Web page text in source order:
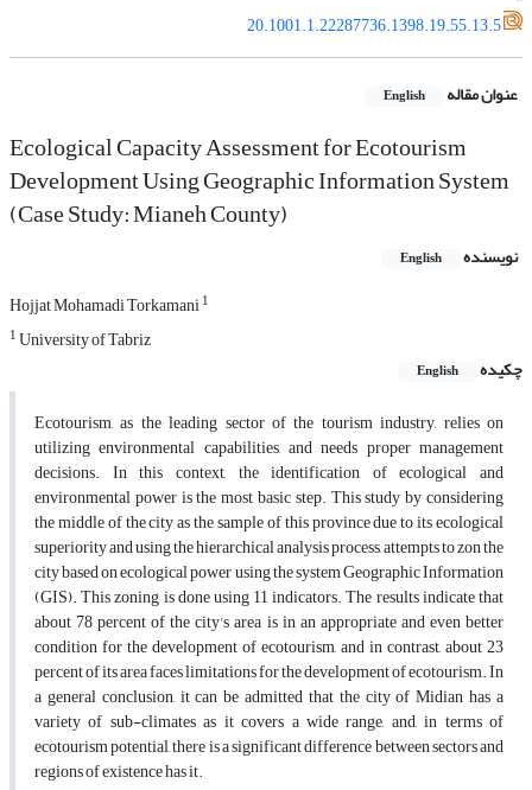
20.1001.1.22287736.1398.19.55.13.5
عنوان مقاله English
Ecological Capacity Assessment for Ecotourism
Development Using Geographic Information System
(Case Study: Mianeh County)
نویسنده English
Hojjat Mohamadi Torkamani1
1University of Tabriz
چکیده
English
Ecotourism, as the leading sector of the tourism industry, relies on
utilizing environmental capabilities, and needs proper management
decisions. In this context, the identification of ecological and
environmental power is the most basic step. This study by considering
the middle of the city as the sample of this province due to its ecological
superiority and using the hierarchical analysis process, attempts to zon the
city based on ecological power using the system Geographic Information
(GIS). This zoning is done using 11 indicators. The results indicate that
about 78 percent of the city's area is in an appropriate and even better
condition for the development of ecotourism, and in contrast, about 23
percent of its area faces limitations for the development of ecotourism. In
a general conclusion, it can be admitted that the city of Midian has a
variety of sub-climates as it covers a wide range, and, in terms of
ecotourism potential, there is a significant difference between sectors and
regions of existence has it.